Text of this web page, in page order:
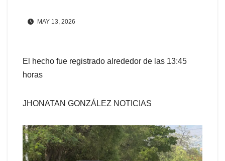
MAY 13, 2026
El hecho fue registrado alrededor de las 13:45
horas
JHONATAN GONZÁLEZ NOTICIAS